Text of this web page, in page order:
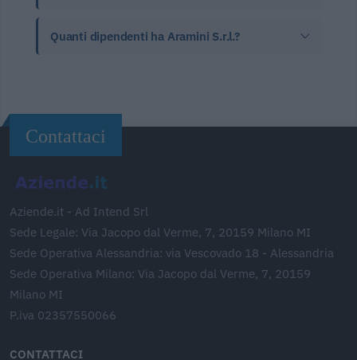
Quanti dipendenti ha Aramini S.r.l.?
Contattaci
Aziende.it - Ad Intend Srl
Sede Legale: Via Jacopo dal Verme, 7, 20159 Milano MI
Sede Operativa Alessandria: via Vescovado 18 - Alessandria
Sede Operativa Milano: Via Jacopo dal Verme, 7, 20159
Milano MI
P.iva 02357550066
CONTATTACI